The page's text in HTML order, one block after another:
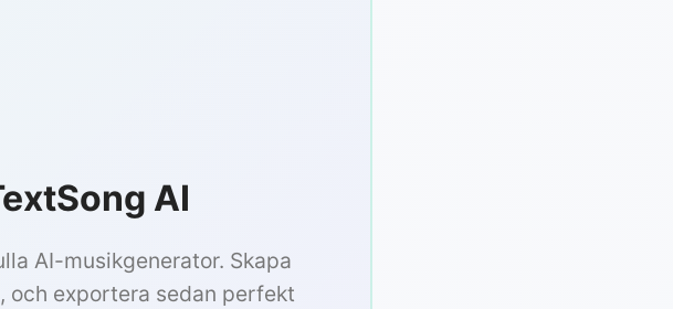
AI
AI-musikgenerator. Skapa
och exportera sedan perfekt